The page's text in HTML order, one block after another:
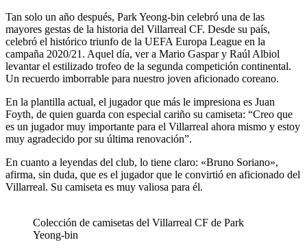
Tan solo un año después, Park Yeong-bin celebró una de las
mayores gestas de la historia del Villarreal CF. Desde su país,
celebró el histórico triunfo de la UEFA Europa League en la
campaña 2020/21. Aquel día, ver a Mario Gaspar y Raúl Albiol
levantar el estilizado trofeo de la segunda competición continental.
Un recuerdo imborrable para nuestro joven aficionado coreano.
En la plantilla actual, el jugador que más le impresiona es Juan
Foyth, de quien guarda con especial cariño su camiseta: “Creo que
es un jugador muy importante para el Villarreal ahora mismo y estoy
muy agradecido por su última renovación”.
En cuanto a leyendas del club, lo tiene claro: «Bruno Soriano»,
afirma, sin duda, que es el jugador que le convirtió en aficionado del
Villarreal. Su camiseta es muy valiosa para él.
Colección de camisetas del Villarreal CF de Park
Yeong-bin